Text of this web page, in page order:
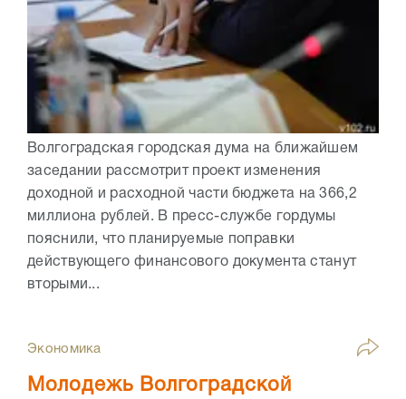
Волгоградская городская дума на ближайшем
заседании рассмотрит проект изменения
доходной и расходной части бюджета на 366,2
миллиона рублей. В пресс-службе гордумы
пояснили, что планируемые поправки
действующего финансового документа станут
вторыми...
Экономика
Молодежь Волгоградской